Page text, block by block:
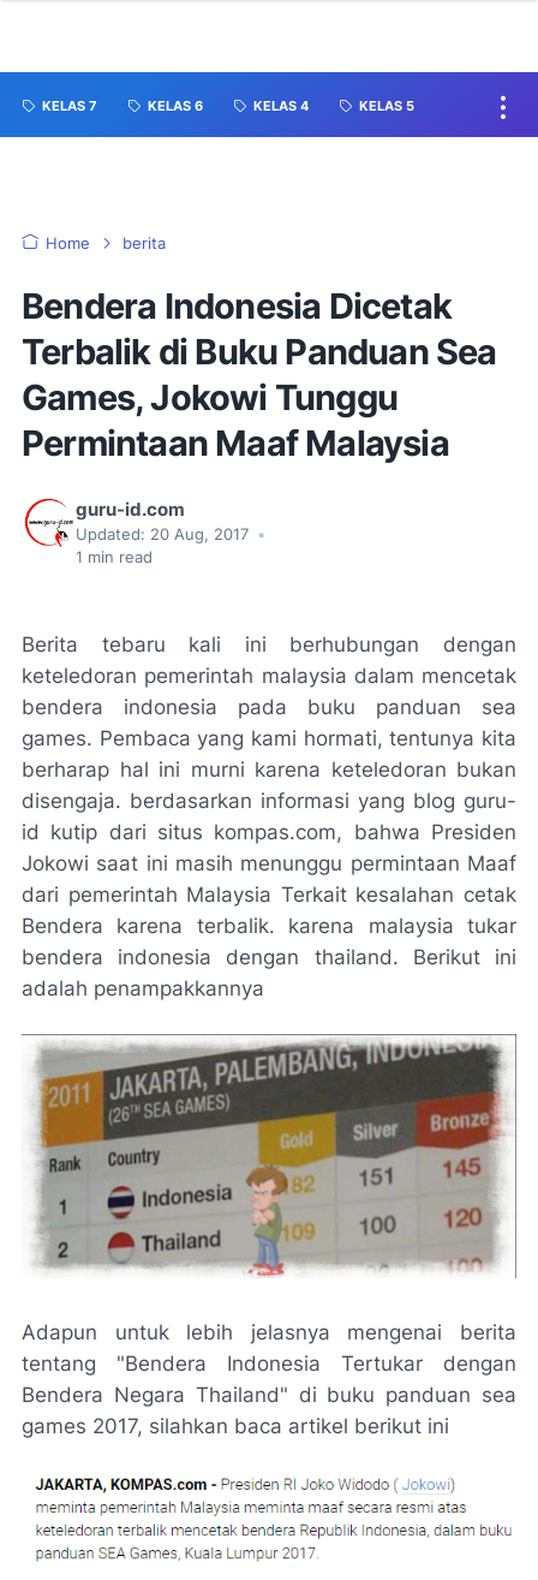
KELAS 7 KELAS 6 KELAS 4 KELAS 5
Home berita
Bendera Indonesia Dicetak
Terbalik di Buku Panduan Sea
Games, Jokowi Tunggu
Permintaan Maaf Malaysia
guru-id.com
Updated: 20 Aug, 2017 •
1 min read
Berita tebaru kali ini berhubungan dengan
keteledoran pemerintah malaysia dalam mencetak
bendera indonesia pada buku panduan sea
games. Pembaca yang kami hormati, tentunya kita
berharap hal ini murni karena keteledoran bukan
disengaja. berdasarkan informasi yang blog guru-
id kutip dari situs kompas.com, bahwa Presiden
Jokowi saat ini masih menunggu permintaan Maaf
dari pemerintah Malaysia Terkait kesalahan cetak
Bendera karena terbalik. karena malaysia tukar
bendera indonesia dengan thailand. Berikut ini
adalah penampakkannya
Adapun untuk lebih jelasnya mengenai berita
tentang "Bendera Indonesia Tertukar dengan
Bendera Negara Thailand" di buku panduan sea
games 2017, silahkan baca artikel berikut ini